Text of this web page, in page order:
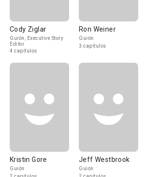
Cody Ziglar
Guión, Executive Story
Editor
4 capítulos
Ron Weiner
Guión
3 capítulos
Kristin Gore
Guión
Jeff Westbrook
Guión